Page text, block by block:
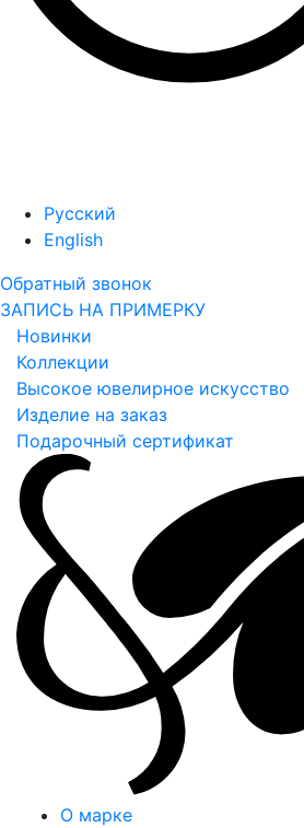
Русский
English
Обратный звонок
ЗАПИСЬ НА ПРИМЕРКУ
Новинки
Коллекции
Высокое ювелирное искусство
Изделие на заказ
Подарочный сертификат
О марке